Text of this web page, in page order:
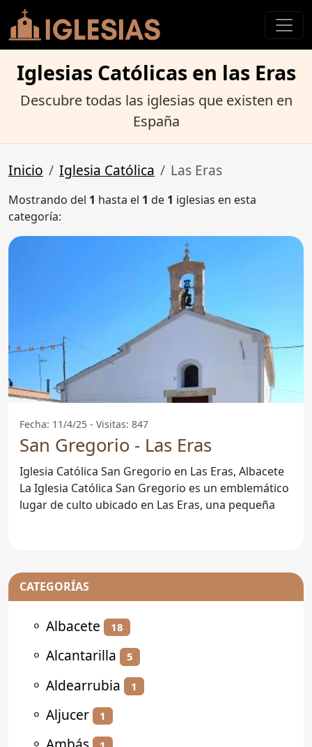
Iglesias Católicas en las Eras
Descubre todas las iglesias que existen en
España
Inicio Iglesia Católica Las Eras
Mostrando del 1 hasta el 1 de 1 iglesias en esta
categoría:
Fecha: 11/4/25 - Visitas: 847
San Gregorio - Las Eras
Iglesia Católica San Gregorio en Las Eras, Albacete
La Iglesia Católica San Gregorio es un emblemático
lugar de culto ubicado en Las Eras, una pequeña
CATEGORÍAS
⚬ Albacete 18
⚬ Alcantarilla 5
⚬ Aldearrubia 1
⚬ Aljucer 1